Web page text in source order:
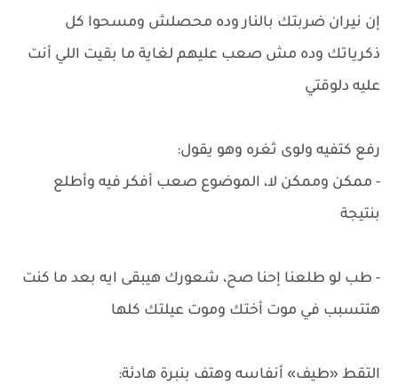
إن نيران ضربتك بالنار وده محصلش ومسحوا كل
ذكرياتك وده مش صعب عليهم لغاية ما بقيت اللي أنت
عليه دلوقتي
رفع كتفيه ولوى ثغره وهو يقول:
- ممكن وممكن لا، الموضوع صعب أفكر فيه وأطلع
بنتيجة
- طب لو طلعنا إحنا صح، شعورك هيبقى ايه بعد ما كنت
هتتسبب في موت أختك وموت عيلتك كلها
التقط «طيف» أنفاسه وهتف بنبرة هادئة: